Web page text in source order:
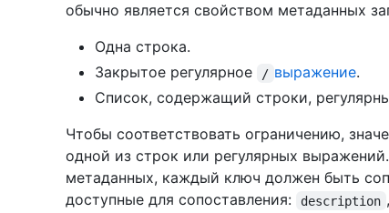
обычно является свойством метаданных
Одна строка.
Закрытое регулярное
/ выражение.
Список, содержащий строки,
Чтобы соответствовать ограничению,
одной из строк или регулярных
метаданных, каждый ключ должен быть
доступные для сопоставления:
description ,